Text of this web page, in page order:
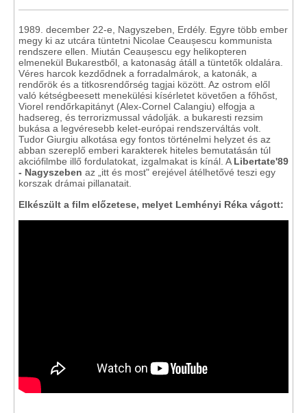
1989. december 22-e, Nagyszeben, Erdély. Egyre több ember
megy ki az utcára tüntetni Nicolae Ceaușescu kommunista
rendszere ellen. Miután Ceaușescu egy helikopteren
elmenekül Bukarestből, a katonaság átáll a tüntetők oldalára.
Véres harcok kezdődnek a forradalmárok, a katonák, a
rendőrök és a titkosrendőrség tagjai között. Az ostrom elől
való kétségbeesett menekülési kísérletet követően a főhőst,
Viorel rendőrkapitányt (Alex-Cornel Calangiu) elfogja a
hadsereg, és terrorizmussal vádolják. a bukaresti rezsim
bukása a legvéresebb kelet-európai rendszerváltás volt.
Tudor Giurgiu alkotása egy fontos történelmi helyzet és az
abban szereplő emberi karakterek hiteles bemutatásán túl
akciófilmbe illő fordulatokat, izgalmakat is kínál. A Libertate'89
- Nagyszeben az „itt és most" erejével átélhetővé teszi egy
korszak drámai pillanatait.
Elkészült a film előzetese, melyet Lemhényi Réka vágott: